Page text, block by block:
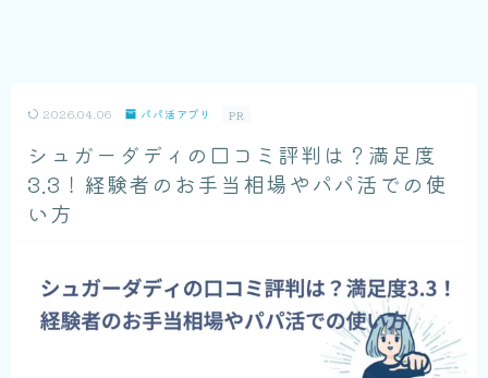
2026.04.06 パパ活アプリ PR
シュガーダディの口コミ評判は？満足度
3.3！経験者のお手当相場やパパ活での使
い方